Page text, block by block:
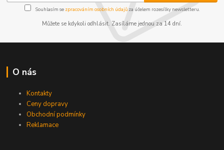
Souhlasím se zpracováním osobních údajůza účelem rozesílky newsletteru.
Můžete se kdykoli odhlásit. Zasíláme jednou za 14 dní.
O nás
Kontakty
Ceny dopravy
Obchodní podmínky
Reklamace